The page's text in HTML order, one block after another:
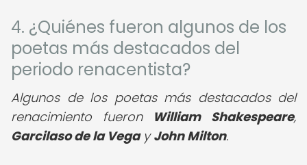
4. ¿Quiénes fueron algunos de los
poetas más destacados del
periodo renacentista?
Algunos de los poetas más destacados del
renacimiento fueron
William Shakespeare,
Garcilaso de la VegayJohn Milton.